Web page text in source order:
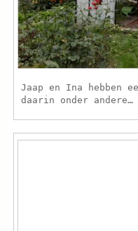
Jaap en Ina hebben
daarin onder andere…